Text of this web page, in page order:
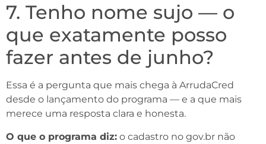
7. Tenho nome sujo — o
que exatamente posso
fazer antes de junho?
Essa é a pergunta que mais chega à ArrudaCred
desde o lançamento do programa — e a que mais
merece uma resposta clara e honesta.
O que o programa diz: o cadastro no gov.br não